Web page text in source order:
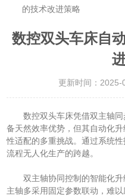
的技术改进策略
数控双头车床自
更新时间：
数控双头车床凭借双主轴同
备天然效率优势，但其自动化
性适配的多重挑战。通过系统
流程无人化生产的跨越。
双主轴协同控制的智能化升
主轴多采用固定参数联动，难